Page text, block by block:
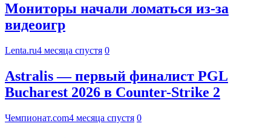
Мониторы начали ломаться из-за
видеоигр
Lenta.ru4 месяца спустя 0
Astralis — первый финалист PGL
Bucharest 2026 в Counter-Strike 2
Чемпионат.com4 месяца спустя 0